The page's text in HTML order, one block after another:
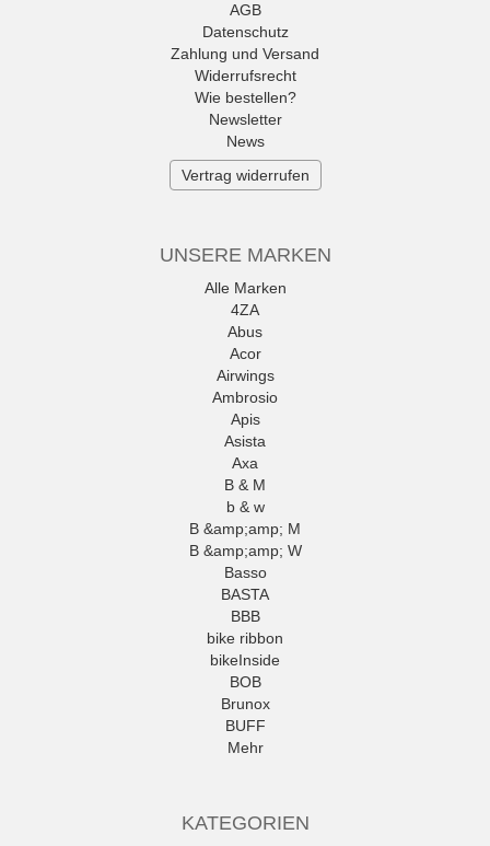
AGB
Datenschutz
Zahlung und Versand
Widerrufsrecht
Wie bestellen?
Newsletter
News
Vertrag widerrufen
UNSERE MARKEN
Alle Marken
4ZA
Abus
Acor
Airwings
Ambrosio
Apis
Asista
Axa
B & M
b & w
B &amp;amp; M
B &amp;amp; W
Basso
BASTA
BBB
bike ribbon
bikeInside
BOB
Brunox
BUFF
Mehr
KATEGORIEN